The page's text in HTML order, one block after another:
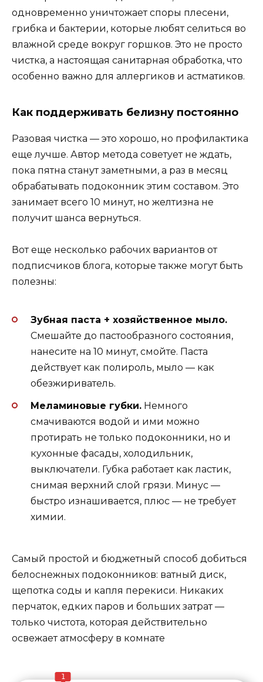
одновременно уничтожает споры плесени,
грибка и бактерии, которые любят селиться во
влажной среде вокруг горшков. Это не просто
чистка, а настоящая санитарная обработка, что
особенно важно для аллергиков и астматиков.
Как поддерживать белизну постоянно
Разовая чистка — это хорошо, но профилактика
еще лучше. Автор метода советует не ждать,
пока пятна станут заметными, а раз в месяц
обрабатывать подоконник этим составом. Это
занимает всего 10 минут, но желтизна не
получит шанса вернуться.
Вот еще несколько рабочих вариантов от
подписчиков блога, которые также могут быть
полезны:
Зубная паста + хозяйственное мыло.
Смешайте до пастообразного состояния,
нанесите на 10 минут, смойте. Паста
действует как полироль, мыло — как
обезжириватель.
Меламиновые губки. Немного
смачиваются водой и ими можно
протирать не только подоконники, но и
кухонные фасады, холодильник,
выключатели. Губка работает как ластик,
снимая верхний слой грязи. Минус —
быстро изнашивается, плюс — не требует
химии.
Самый простой и бюджетный способ добиться
белоснежных подоконников: ватный диск,
щепотка соды и капля перекиси. Никаких
перчаток, едких паров и больших затрат —
только чистота, которая действительно
освежает атмосферу в комнате
1